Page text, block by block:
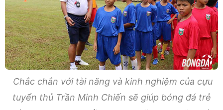
Chắc chắn với tài năng và kinh nghiệm của cựu
tuyển thủ Trần Minh Chiến sẽ giúp bóng đá trẻ